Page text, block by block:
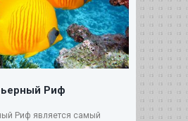
Риф
Риф является самый